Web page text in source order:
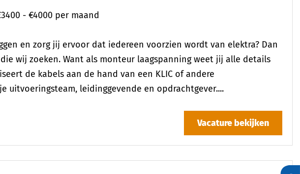
- €4000 per maand
en zorg jij ervoor dat iedereen voorzien wordt van elektra? Dan
wij zoeken. Want als monteur laagspanning weet jij alle details
de kabels aan de hand van een KLIC of andere
uitvoeringsteam, leidinggevende en opdrachtgever....
Vacature bekijken